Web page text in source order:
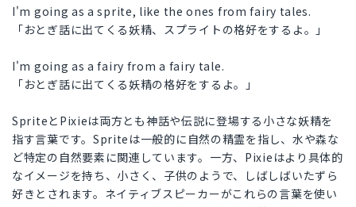
I'm going as a sprite, like the ones from fairy tales.
「おとぎ話に出てくる妖精、スプライトの格好をするよ。」
I'm going as a fairy from a fairy tale.
「おとぎ話に出てくる妖精の格好をするよ。」
SpriteとPixieは両方とも神話や伝説に登場する小さな妖精を
指す言葉です。Spriteは一般的に自然の精霊を指し、水や森な
ど特定の自然要素に関連しています。一方、Pixieはより具体的
なイメージを持ち、小さく、子供のようで、しばしばいたずら
好きとされます。ネイティブスピーカーがこれらの言葉を使い